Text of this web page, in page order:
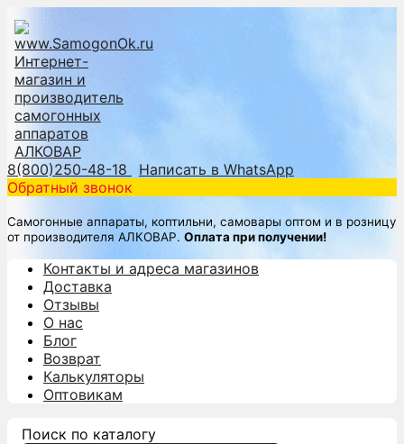
8(800)250-48-18
Написать в WhatsApp
Обратный звонок
Самогонные аппараты, коптильни, самовары оптом и в розницу
от производителя АЛКОВАР. Оплата при получении!
Контакты и адреса магазинов
Доставка
Отзывы
О нас
Блог
Возврат
Калькуляторы
Оптовикам
Поиск по каталогу